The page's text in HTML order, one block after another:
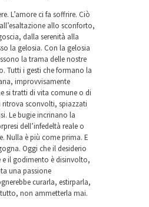
L’amore ci fa soffrire. Ciò
allo sconforto,
dalla serenità alla
la gelosia. Con la gelosia
la trama delle nostre
Tutti i gesti che formano la
improvvisamente
si tratti di vita comune o di
ritrova sconvolti, spiazzati
Le bugie incrinano la
dell’infedeltà reale o
Nulla è più come prima. E
Oggi che il desiderio
e il godimento è disinvolto,
una passione
curarla, estirparla,
non ammetterla mai.